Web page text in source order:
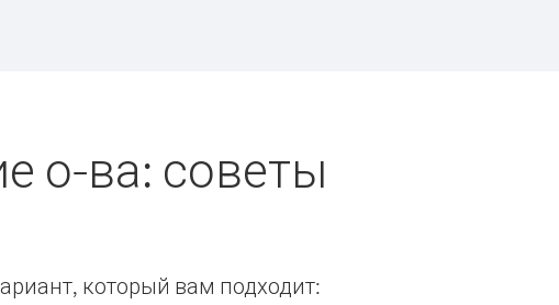
о-ва: советы
который вам подходит: